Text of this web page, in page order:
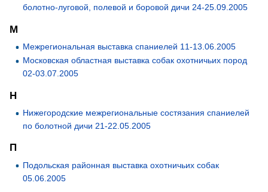
болотно-луговой, полевой и боровой дичи 24-25.09.2005
М
Межрегиональная выставка спаниелей 11-13.06.2005
Московская областная выставка собак охотничьих пород
02-03.07.2005
Н
Нижегородские межрегиональные состязания спаниелей
по болотной дичи 21-22.05.2005
П
Подольская районная выставка охотничьих собак
05.06.2005